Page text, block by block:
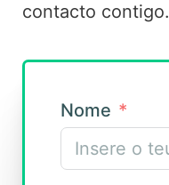
contacto contigo.
Nome